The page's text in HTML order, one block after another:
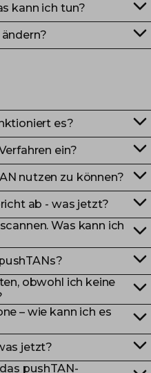
kann ich tun?
es?
ein?
nutzen zu können?
ab - was jetzt?
Was kann ich
obwohl ich keine
– wie kann ich es
jetzt?
pushTAN-